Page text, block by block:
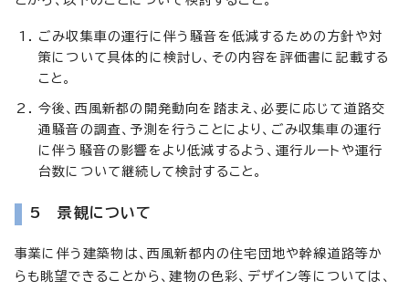
ごみ収集車の運行に伴う騒音を低減するための方針や対
策について具体的に検討し、その内容を評価書に記載する
こと。
今後、西風新都の開発動向を踏まえ、必要に応じて道路交
通騒音の調査、予測を行うことにより、ごみ収集車の運行
に伴う騒音の影響をより低減するよう、運行ルートや運行
台数について継続して検討すること。
5 景観について
事業に伴う建築物は、西風新都内の住宅団地や幹線道路等か
らも眺望できることから、建物の色彩、デザイン等については、